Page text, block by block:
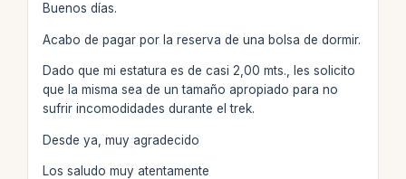
Buenos días.
Acabo de pagar por la reserva de una bolsa de dormir.
Dado que mi estatura es de casi 2,00 mts., les solicito
que la misma sea de un tamaño apropiado para no
sufrir incomodidades durante el trek.
Desde ya, muy agradecido
Los saludo muy atentamente